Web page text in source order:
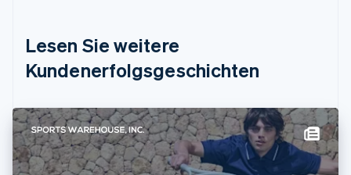
Lesen Sie weitere
Kundenerfolgsgeschichten
DeutschEnglish
English
简体中文English
Finnland
English Svenska
Frankreich
FrançaisEnglish